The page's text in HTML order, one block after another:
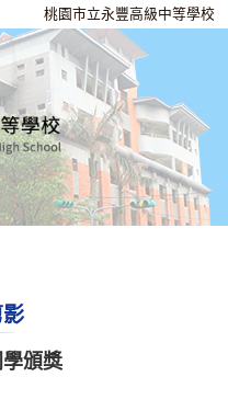
桃園市立永豐高級中等學校
頒獎